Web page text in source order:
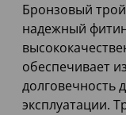
Бронзовый
надежный
обеспечивает
долговечность
эксплуатации.